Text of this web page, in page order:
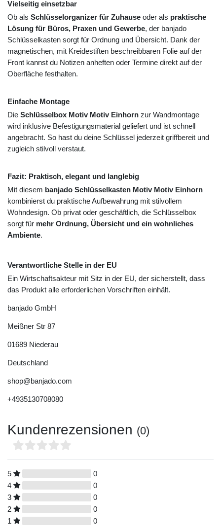
Vielseitig einsetzbar
Ob als Schlüsselorganizer für Zuhause oder als praktische
Lösung für Büros, Praxen und Gewerbe, der banjado
Schlüsselkasten sorgt für Ordnung und Übersicht. Dank der
magnetischen, mit Kreidestiften beschreibbaren Folie auf der
Front kannst du Notizen anheften oder Termine direkt auf der
Oberfläche festhalten.
Einfache Montage
Die Schlüsselbox Motiv Motiv Einhorn zur Wandmontage
wird inklusive Befestigungsmaterial geliefert und ist schnell
angebracht. So hast du deine Schlüssel jederzeit griffbereit und
zugleich stilvoll verstaut.
Fazit: Praktisch, elegant und langlebig
Mit diesem banjado Schlüsselkasten Motiv Motiv Einhorn
kombinierst du praktische Aufbewahrung mit stilvollem
Wohndesign. Ob privat oder geschäftlich, die Schlüsselbox
sorgt für mehr Ordnung, Übersicht und ein wohnliches
Ambiente.
Verantwortliche Stelle in der EU
Ein Wirtschaftsakteur mit Sitz in der EU, der sicherstellt, dass
das Produkt alle erforderlichen Vorschriften einhält.
banjado GmbH
Meißner Str 87
01689 Niederau
Deutschland
shop@banjado.com
+4935130708080
Kundenrezensionen (0)
5
0
4
0
3
0
2
0
1
0